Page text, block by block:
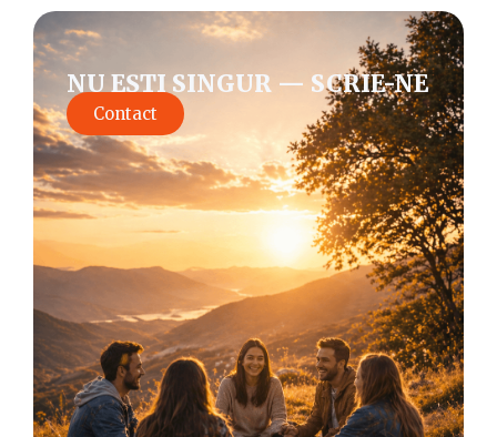
NU EȘTI SINGUR — SCRIE-NE
Contact